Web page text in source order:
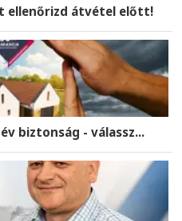
ellenőrizd átvétel előtt!
biztonság - válassz...